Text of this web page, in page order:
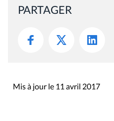
PARTAGER
Mis à jour le 11 avril 2017